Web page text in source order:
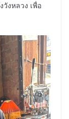
งหลวง เพื่อ